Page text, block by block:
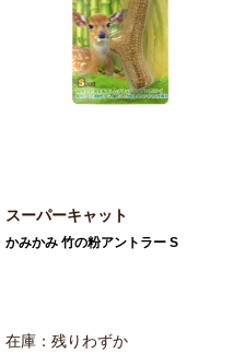
スーパーキャット
かみかみ 竹の粉アントラー S
在庫：残りわずか